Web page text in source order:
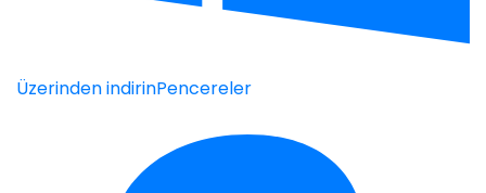
Üzerinden indirinPencereler